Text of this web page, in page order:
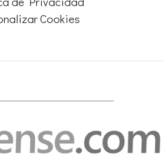
Cookies